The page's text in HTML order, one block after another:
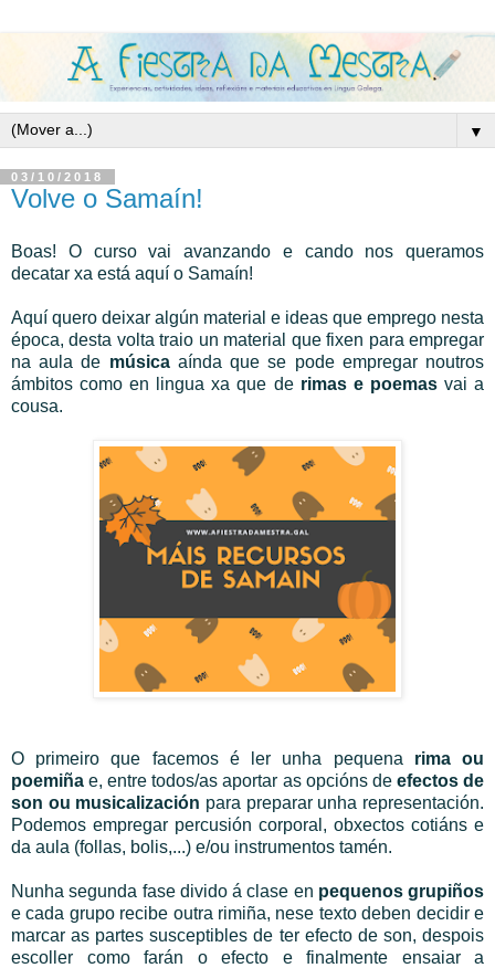
▼
03/10/2018
Volve o Samaín!
Boas! O curso vai avanzando e cando nos queramos
decatar xa está aquí o Samaín!
Aquí quero deixar algún material e ideas que emprego nesta
época, desta volta traio un material que fixen para empregar
na aula de músicaaínda que se pode empregar noutros
ámbitos como en lingua xa que derimas e poemasvai a
cousa.
O primeiro que facemos é ler unha pequena rima ou
poemiña e, entre todos/as aportar as opcións de efectos de
son ou musicalización para preparar unha representación.
Podemos empregar percusión corporal, obxectos cotiáns e
da aula (follas, bolis,...) e/ou instrumentos tamén.
Nunha segunda fase divido á clase en pequenos grupiños
e cada grupo recibe outra rimiña, nese texto deben decidir e
marcar as partes susceptibles de ter efecto de son, despois
escoller como farán o efecto e finalmente ensaiar a